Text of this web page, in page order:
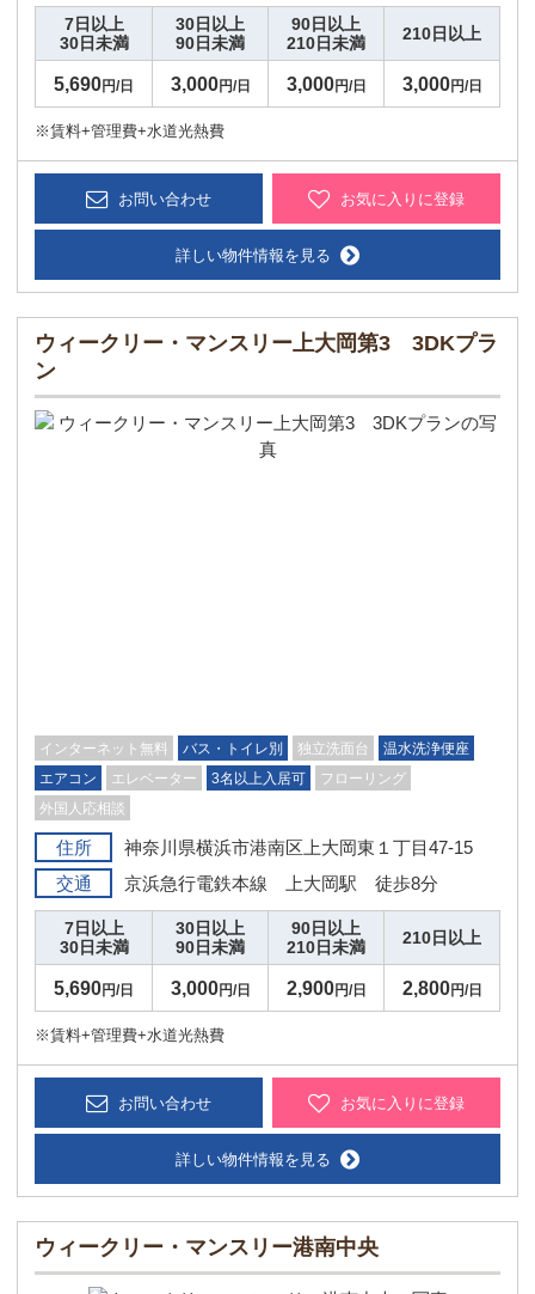
7日以上
30日未満
30日以上
90日未満
90日以上
210日未満
210日以上
5,690円/日 3,000円/日 3,000円/日 3,000円/日
※賃料+管理費+水道光熱費
お問い合わせ お気に入りに登録
詳しい物件情報を見る
ウィークリー・マンスリー上大岡第3 3DKプラ
ン
インターネット無料 バス・トイレ別 独立洗面台
温水洗浄便座
エアコン
エレベーター 3名以上入居可
フローリング
外国人応相談
住所
神奈川県横浜市港南区上大岡東１丁目47-15
交通
京浜急行電鉄本線 上大岡駅 徒歩8分
7日以上
30日未満
30日以上
90日未満
90日以上
210日未満
210日以上
5,690円/日 3,000円/日 2,900円/日 2,800円/日
※賃料+管理費+水道光熱費
お問い合わせ お気に入りに登録
詳しい物件情報を見る
ウィークリー・マンスリー港南中央